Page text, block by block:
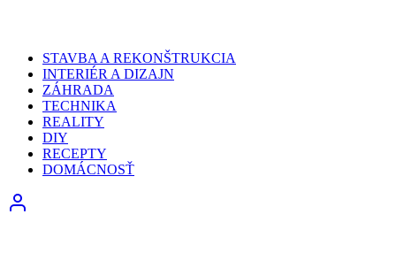
STAVBA A REKONŠTRUKCIA
INTERIÉR A DIZAJN
ZÁHRADA
TECHNIKA
REALITY
DIY
RECEPTY
DOMÁCNOSŤ